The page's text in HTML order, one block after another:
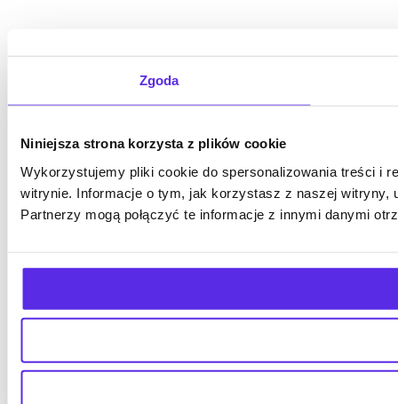
Zgoda
Niniejsza strona korzysta z plików cookie
Wykorzystujemy pliki cookie do spersonalizowania treści i
witrynie. Informacje o tym, jak korzystasz z naszej witryny,
Partnerzy mogą połączyć te informacje z innymi danymi